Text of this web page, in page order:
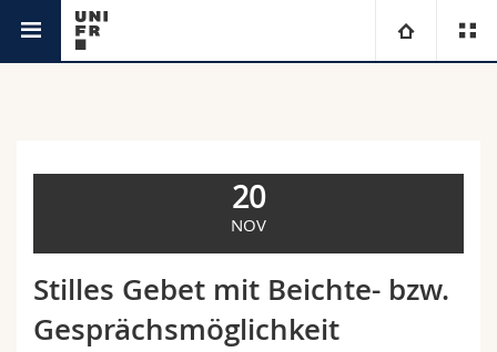
Universität
Wirtschafts- und Sozialwissenschaftliche Fak.
Studierende
Ressourcen
Personenverzeichnis
20
NOV
Stilles Gebet mit Beichte- bzw.
Gesprächsmöglichkeit